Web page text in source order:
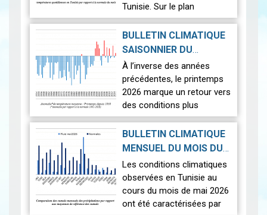
Tunisie. Sur le plan
thermique, des
températures supérieures
aux normales ont été
observées sur l'en…
BULLETIN CLIMATIQUE
SAISONNIER DU
PRINTEMPS 2026|
2026-07-02
À l’inverse des années
précédentes, le printemps
2026 marque un retour vers
des conditions plus
proches de la normale,
avec un léger excédent
thermique de +0,3 °c
Nous r…
BULLETIN CLIMATIQUE
MENSUEL DU MOIS DU
MAI 2026|2026-06-17
Les conditions climatiques
observées en Tunisie au
cours du mois de mai 2026
ont été caractérisées par